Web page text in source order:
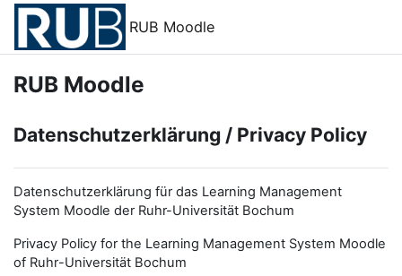
Zum Hauptinhalt
RUB Moodle
RUB Moodle
Datenschutzerklärung / Privacy Policy
Datenschutzerklärung für das Learning Management
System Moodle der Ruhr-Universität Bochum
Privacy Policy for the Learning Management System Moodle
of Ruhr-Universität Bochum